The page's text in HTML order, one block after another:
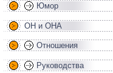
Юмор
ОН и ОНА
Отношения
Руководства